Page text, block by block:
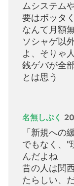
ムシステム
要はボッタ
なんて月額
ソシャゲ以
よ、そりゃ
銭ゲバが全
とは思う
名無しぷく
「新規への
でもなく、"
んだよね
昔の人は関
たらしい、